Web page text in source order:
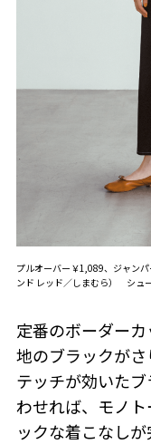
プルオーバー￥1,089、ジャン
ンド レッド／しまむら） シュ
定番のボーダー
地のブラックが
テッチが効いた
わせれば、モノ
ックな着こなしが